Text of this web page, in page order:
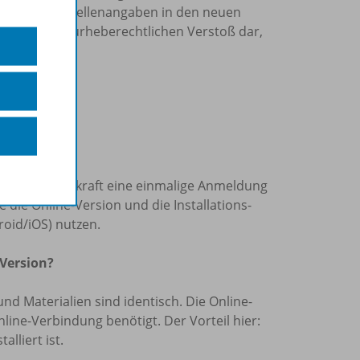
die Quellenangaben in den neuen
einen urheberechtlichen Verstoß dar,
pro Lehrkraft eine einmalige Anmeldung
die Online-Version und die Installations-
iOS) nutzen.
Materialien sind identisch. Die Online-
Verbindung benötigt. Der Vorteil hier:
ist.